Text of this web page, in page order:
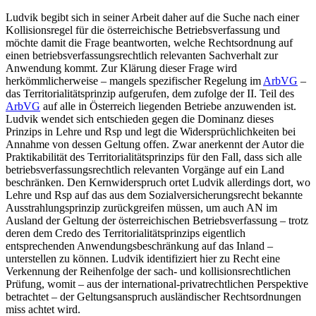
Ludvik begibt sich in seiner Arbeit daher auf die Suche nach einer
Kollisionsregel für die österreichische Betriebsverfassung und
möchte damit die Frage beantworten, welche Rechtsordnung auf
einen betriebsverfassungsrechtlich relevanten Sachverhalt zur
Anwendung kommt. Zur Klärung dieser Frage wird
herkömmlicherweise – mangels spezifischer Regelung im ArbVG –
das Territorialitätsprinzip aufgerufen, dem zufolge der II. Teil des
ArbVG auf alle in Österreich liegenden Betriebe anzuwenden ist.
Ludvik wendet sich entschieden gegen die Dominanz dieses
Prinzips in Lehre und Rsp und legt die Widersprüchlichkeiten bei
Annahme von dessen Geltung offen. Zwar anerkennt der Autor die
Praktikabilität des Territorialitätsprinzips für den Fall, dass sich alle
betriebsverfassungsrechtlich relevanten Vorgänge auf ein Land
beschränken. Den Kernwiderspruch ortet Ludvik allerdings dort, wo
Lehre und Rsp auf das aus dem Sozialversicherungsrecht bekannte
Ausstrahlungsprinzip zurückgreifen müssen, um auch AN im
Ausland der Geltung der österreichischen Betriebsverfassung – trotz
deren dem Credo des Territorialitätsprinzips eigentlich
entsprechenden Anwendungsbeschränkung auf das Inland –
unterstellen zu können. Ludvik identifiziert hier zu Recht eine
Verkennung der Reihenfolge der sach- und kollisionsrechtlichen
Prüfung, womit – aus der international-privatrechtlichen Perspektive
betrachtet – der Geltungsanspruch ausländischer Rechtsordnungen
miss achtet wird.